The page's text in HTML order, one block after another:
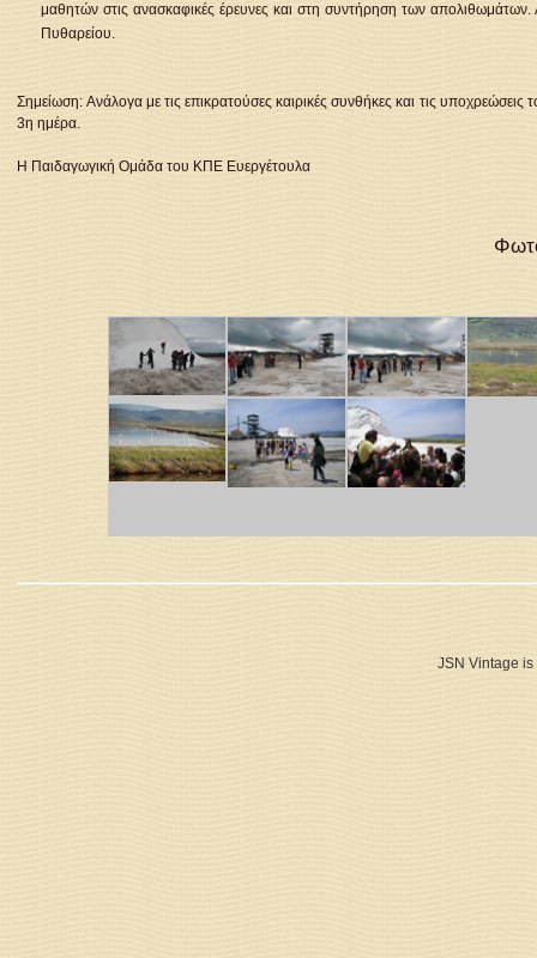
μαθητών στις ανασκαφικές έρευνες και στη συντήρηση των
Πυθαρείου.
Σημείωση: Ανάλογα με τις επικρατούσες καιρικές συνθήκες και τις
3η ημέρα.
Η Παιδαγωγική Ομάδα του ΚΠΕ Ευεργέτουλα
JSN Vintage